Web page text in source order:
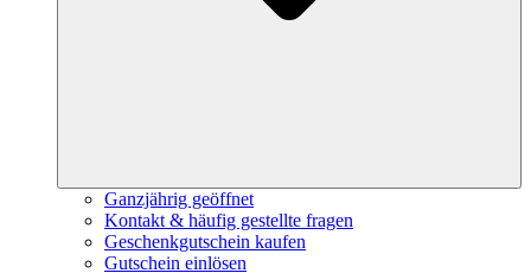
Ganzjährig geöffnet
Kontakt & häufig gestellte fragen
Geschenkgutschein kaufen
Gutschein einlösen